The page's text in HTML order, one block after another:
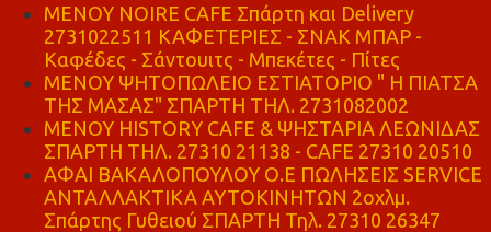
MENOY NOIRE CAFE Σπάρτη και Delivery
2731022511 ΚΑΦΕΤΕΡΙΕΣ - ΣΝΑΚ ΜΠΑΡ -
Καφέδες - Σάντουιτς - Μπεκέτες - Πίτες
ΜΕΝΟΥ ΨΗΤΟΠΩΛΕΙΟ ΕΣΤΙΑΤΟΡΙΟ " Η ΠΙΑΤΣΑ
ΤΗΣ ΜΑΣΑΣ" ΣΠΑΡΤΗ ΤΗΛ. 2731082002
ΜΕΝΟΥ HISTORY CAFE & ΨΗΣΤΑΡΙΑ ΛΕΩΝΙΔΑΣ
ΣΠΑΡΤΗ ΤΗΛ. 27310 21138 - CAFE 27310 20510
ΑΦΑΙ ΒΑΚΑΛΟΠΟΥΛΟΥ Ο.Ε ΠΩΛΗΣΕΙΣ SERVICE
ΑΝΤΑΛΛΑΚΤΙΚΑ ΑΥΤΟΚΙΝΗΤΩΝ 2οχλμ.
Σπάρτης Γυθειού ΣΠΑΡΤΗ Τηλ. 27310 26347